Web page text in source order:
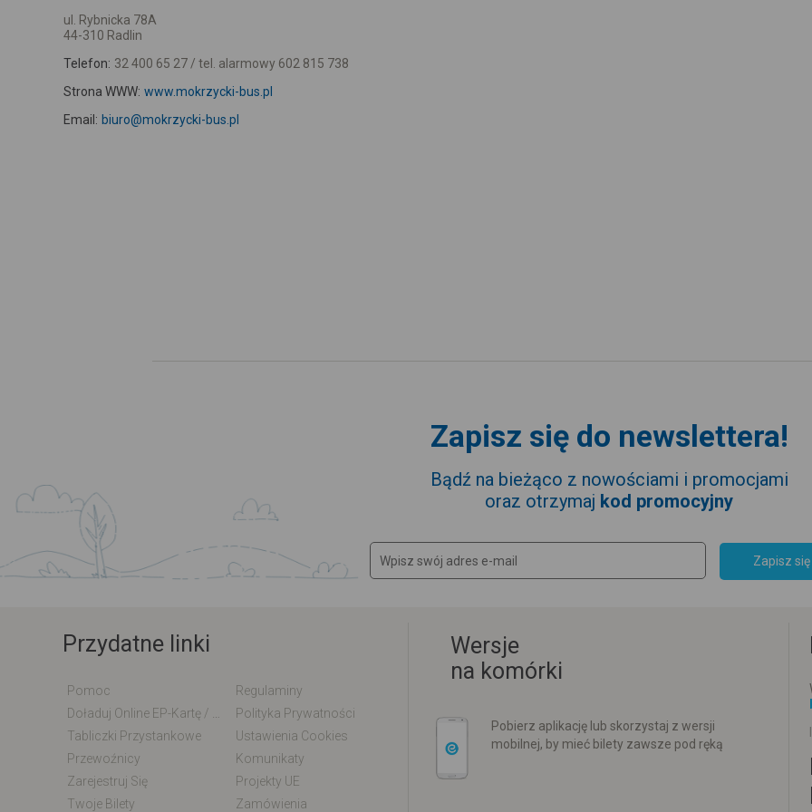
ul. Rybnicka 78A
44-310 Radlin
Telefon: 32 400 65 27 / tel. alarmowy 602 815 738
Strona WWW: www.mokrzycki-bus.pl
Email: biuro@mokrzycki-bus.pl
Zapisz się do newslettera!
Bądź na bieżąco z nowościami i promocjami
oraz otrzymaj kod promocyjny
Zapisz się
Przydatne linki
Pomoc
Regulaminy
Polityka Prywatności
Tabliczki Przystankowe
Ustawienia Cookies
Przewoźnicy
Komunikaty
Zarejestruj Się
Projekty UE
Twoje Bilety
Zamówienia
Wersje
na komórki
Pobierz aplikację lub skorzystaj z wersji
mobilnej, by mieć bilety zawsze pod ręką